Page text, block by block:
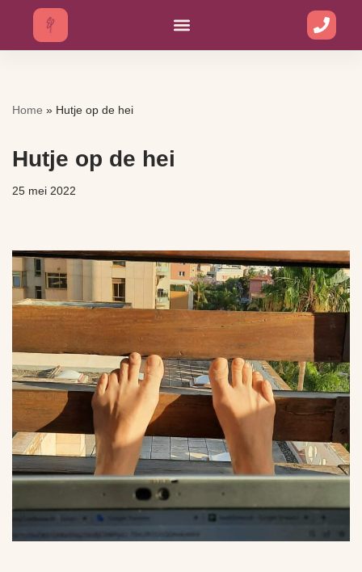
inhoud
Home » Hutje op de hei
Hutje op de hei
25 mei 2022